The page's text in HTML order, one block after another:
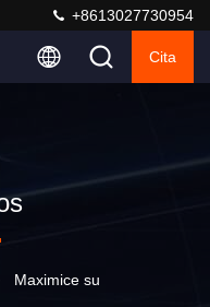
+8613027730954
Cita
Maximice su